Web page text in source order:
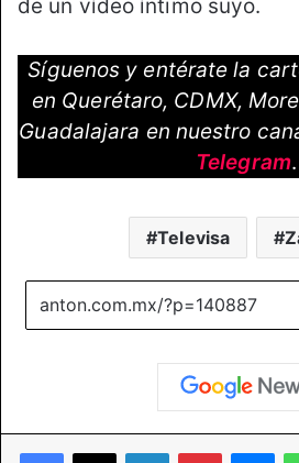
de un vídeo íntimo suyo.
Síguenos y entérate la
en Querétaro, CDMX,
Guadalajara en nuestro
Telegram.
Televisa
Facebook
X LinkedInPinterest